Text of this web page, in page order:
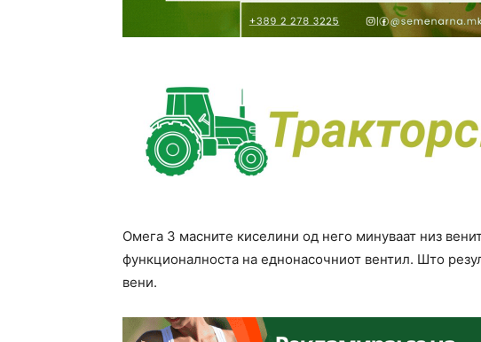
Омега 3 масните киселини од него минуваат низ
функционалноста на еднонасочниот вентил. Што
вени.